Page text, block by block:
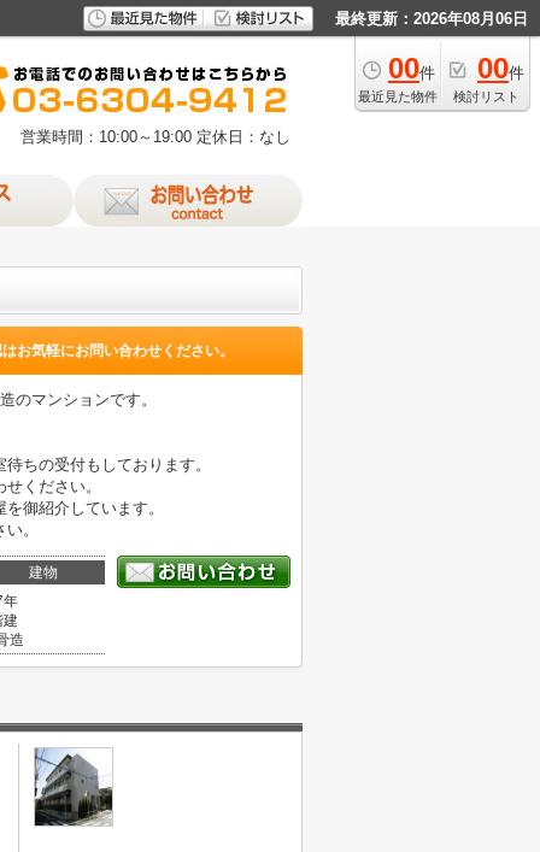
最終更新：2026年08月06日
00件
最近見た物件
00件
検討リスト
営業時間：10:00～19:00 定休日：なし
お気軽にお問い合わせください。
のマンションです。
ちの受付もしております。
ください。
御紹介しています。
。
建物
年
建
造